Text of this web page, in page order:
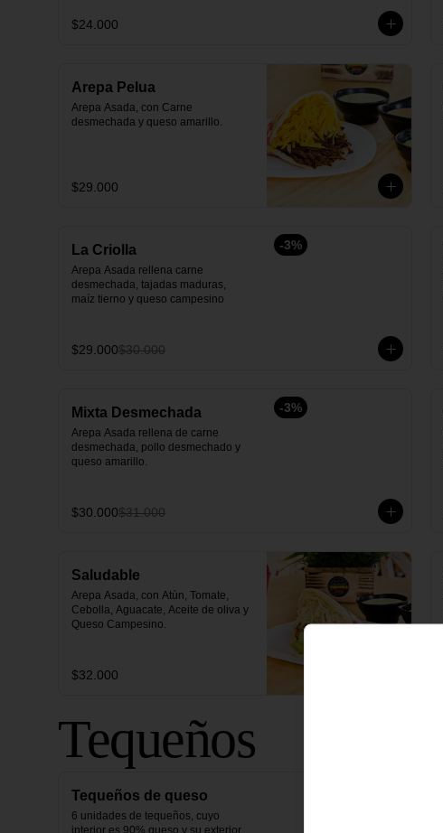
$24.000
Arepa Pelua
Arepa Asada, con Carne
desmechada y queso amarillo.
$29.000
-3%
La Criolla
Arepa Asada rellena carne
desmechada, tajadas maduras,
maíz tierno y queso campesino
$29.000$30.000
-3%
Mixta Desmechada
Arepa Asada rellena de carne
desmechada, pollo desmechado y
queso amarillo.
$30.000$31.000
Saludable
Arepa Asada, con Atùn, Tomate,
Cebolla, Aguacate, Aceite de oliva y
Queso Campesino.
$32.000
Tequeños
Tequeños de queso
6 unidades de tequeños, cuyo
interior es 90% queso y su exterior